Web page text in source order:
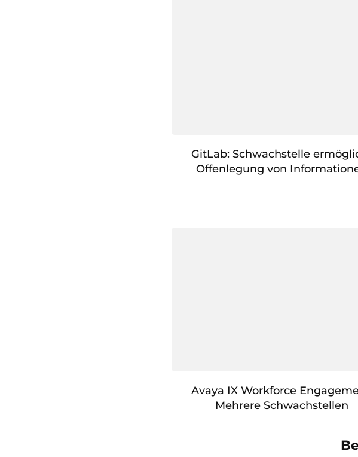
GitLab: Schwachstelle
Offenlegung von
Avaya IX Workforce
Mehrere Schwachstellen